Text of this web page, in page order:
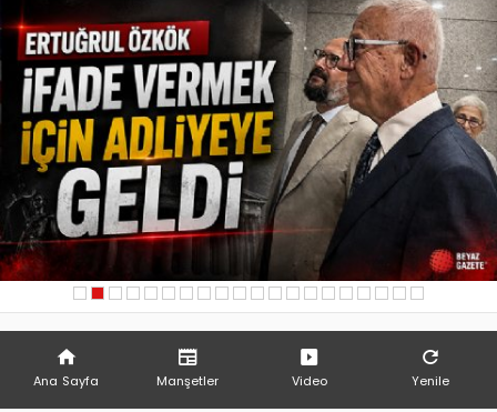
Ana Sayfa Manşetler Video Yenile